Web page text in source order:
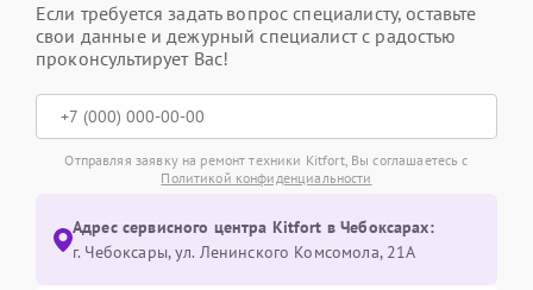
Если требуется задать вопрос специалисту, оставьте
свои данные и дежурный специалист с радостью
проконсультирует Вас!
Отправляя заявку на ремонт техники Kitfort, Вы соглашаетесь с
Политикой конфиденциальности
Адрес сервисного центра Kitfort в Чебоксарах:
г. Чебоксары, ул. Ленинского Комсомола, 21А